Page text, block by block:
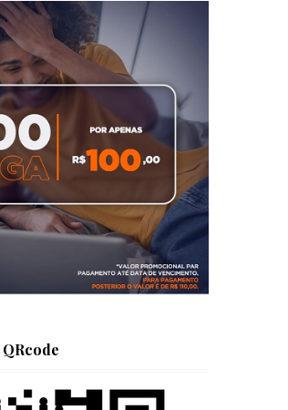
QRcode